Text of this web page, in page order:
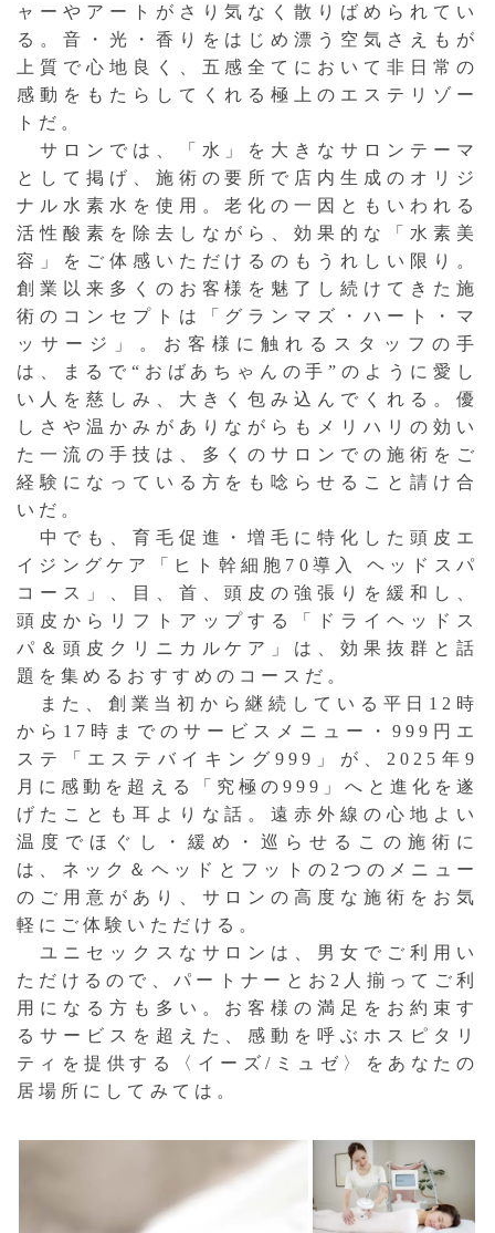
ャーやアートがさり気なく散りばめられてい
る。音・光・香りをはじめ漂う空気さえもが
上質で心地良く、五感全てにおいて非日常の
感動をもたらしてくれる極上のエステリゾー
トだ。
サロンでは、「水」を大きなサロンテーマ
として掲げ、施術の要所で店内生成のオリジ
ナル水素水を使用。老化の一因ともいわれる
活性酸素を除去しながら、効果的な「水素美
容」をご体感いただけるのもうれしい限り。
創業以来多くのお客様を魅了し続けてきた施
術のコンセプトは「グランマズ・ハート・マ
ッサージ」。お客様に触れるスタッフの手
は、まるで“おばあちゃんの手”のように愛し
い人を慈しみ、大きく包み込んでくれる。優
しさや温かみがありながらもメリハリの効い
た一流の手技は、多くのサロンでの施術をご
経験になっている方をも唸らせること請け合
いだ。
中でも、育毛促進・増毛に特化した頭皮エ
イジングケア「ヒト幹細胞70導入 ヘッドスパ
コース」、目、首、頭皮の強張りを緩和し、
頭皮からリフトアップする「ドライヘッドス
パ＆頭皮クリニカルケア」は、効果抜群と話
題を集めるおすすめのコースだ。
また、創業当初から継続している平日12時
から17時までのサービスメニュー・999円エ
ステ「エステバイキング999」が、2025年9
月に感動を超える「究極の999」へと進化を遂
げたことも耳よりな話。遠赤外線の心地よい
温度でほぐし・緩め・巡らせるこの施術に
は、ネック＆ヘッドとフットの2つのメニュー
のご用意があり、サロンの高度な施術をお気
軽にご体験いただける。
ユニセックスなサロンは、男女でご利用い
ただけるので、パートナーとお2人揃ってご利
用になる方も多い。お客様の満足をお約束す
るサービスを超えた、感動を呼ぶホスピタリ
ティを提供する〈イーズ/ミュゼ〉をあなたの
居場所にしてみては。